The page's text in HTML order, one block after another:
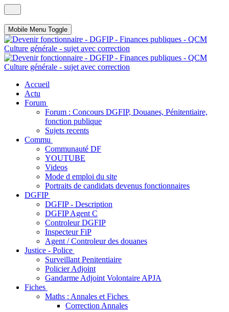
Mobile Menu Toggle
Accueil
Actu
Forum
Forum : Concours DGFIP, Douanes, Pénitentiaire,
fonction publique
Sujets recents
Commu
Communauté DF
YOUTUBE
Videos
Mode d emploi du site
Portraits de candidats devenus fonctionnaires
DGFIP
DGFIP - Description
DGFIP Agent C
Controleur DGFIP
Inspecteur FiP
Agent / Controleur des douanes
Justice - Police
Surveillant Penitentiaire
Policier Adjoint
Gandarme Adjoint Volontaire APJA
Fiches
Maths : Annales et Fiches
Correction Annales